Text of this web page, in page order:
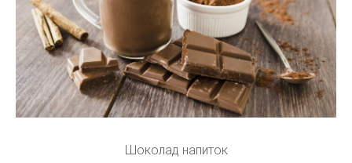
Шоколад напиток